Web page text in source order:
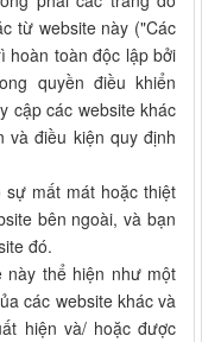
từ website này ("Các
hoàn toàn độc lập bởi
quyền điều khiển
cập các website khác
và điều kiện quy định
mất mát hoặc thiệt
bên ngoài, và bạn
đó.
này thể hiện như một
các website khác và
hiện và/ hoặc được